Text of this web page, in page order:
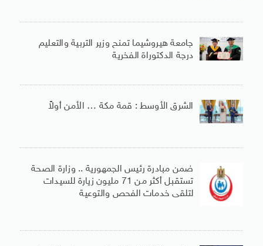
جامعة هيروشيما تمنح وزير التربية والتعليم
درجة الدكتوراة الفخرية
الشرق الأوسط : قمة مكة … الأمن أولاً
ضمن مبادرة رئيس الجمهورية .. وزارة الصحة
تستقبل أكثر من 71 مليون زيارة للسيدات
لتلقى خدمات الفحص والتوعية